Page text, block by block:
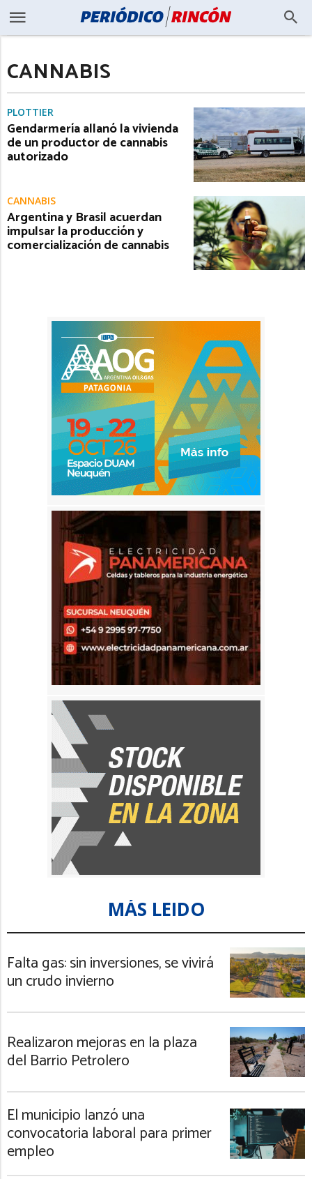
CANNABIS
PLOTTIER
Gendarmería allanó la vivienda
de un productor de cannabis
autorizado
CANNABIS
Argentina y Brasil acuerdan
impulsar la producción y
comercialización de cannabis
MÁS LEIDO
Falta gas: sin inversiones, se vivirá
un crudo invierno
Realizaron mejoras en la plaza
del Barrio Petrolero
El municipio lanzó una
convocatoria laboral para primer
empleo